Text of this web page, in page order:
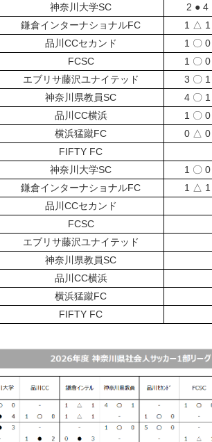
神奈川大学SC 2 ● 4
鎌倉インターナショナルFC 1 △ 1
品川CCセカンド 1 〇 0
FCSC 1 〇 0
エブリサ藤沢ユナイテッド 3 〇 1
神奈川県教員SC 4 〇 1
品川CC横浜 1 〇 0
横浜猛蹴FC 0 △ 0
FIFTY FC
神奈川大学SC 1 〇 0
鎌倉インターナショナルFC 1 △ 1
品川CCセカンド
FCSC
エブリサ藤沢ユナイテッド
神奈川県教員SC
品川CC横浜
横浜猛蹴FC
FIFTY FC